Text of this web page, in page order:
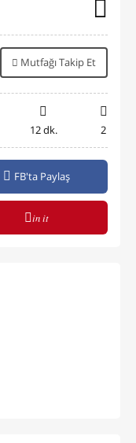
Mutfağı Takip Et
12 dk. 2
FB'ta Paylaş
in it